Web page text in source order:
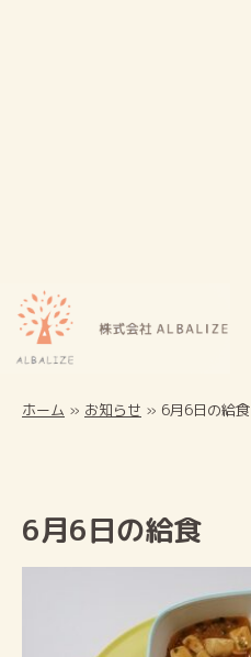
ホーム » お知らせ » 6月6日の給食
6月6日の給食